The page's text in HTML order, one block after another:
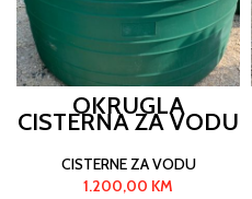
OKRUGLA
CISTERNA ZA VODU
3000 L
CISTERNE ZA VODU
1.200,00 KM